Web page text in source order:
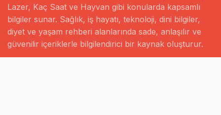
Lazer, Kaç Saat ve Hayvan gibi konularda kapsamlı
bilgiler sunar. Sağlık, iş hayatı, teknoloji, dini bilgiler,
diyet ve yaşam rehberi alanlarında sade, anlaşılır ve
güvenilir içeriklerle bilgilendirici bir kaynak oluşturur.